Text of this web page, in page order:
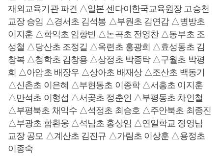
재외교육기관 파견 △일본 센다이한국교육원장 고승천
교장 승임 △경서초 김석봉 △부원초 김연갑 △병방초
이지훈 △학익초 임항빈 △논곡초 전영찬 △동부초 조
성철 △당산초 조정길 △옥련초 홍광희 △효성동초 김
창복 △청학초 김창용 △상정초 박종탁 △구월초 박평
희 △아암초 배장우 △상아초 배재상 △조산초 백동기
△신촌초 이은혜 △부현동초 이종학 △서흥초 이지훈
△만석초 이형섭 △서곶초 정춘인 △부평동초 차인철
△부평북초 채익수 △석정초 최승호 △주안북초 최종진
△부광초 함환웅 △석남초 홍상임 △연일학교 정영남
교장 공모 △계산초 김진규 △가림초 이상훈 △용정초
이종숙